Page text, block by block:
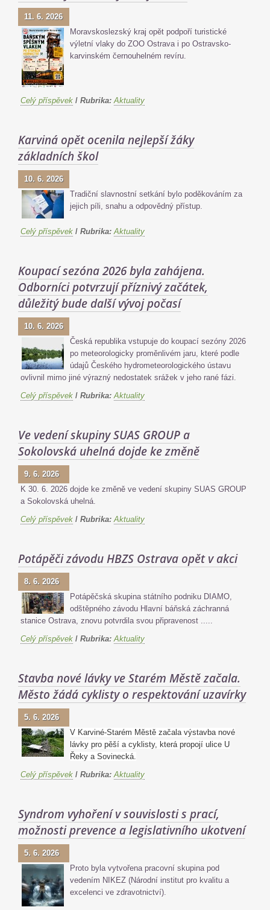
11. 6. 2026
Moravskoslezský kraj opět podpoří turistické
výletní vlaky do ZOO Ostrava i po Ostravsko-
karvinském černouhelném revíru.
Celý příspěvek / Rubrika: Aktuality
Karviná opět ocenila nejlepší žáky
základních škol
10. 6. 2026
Tradiční slavnostní setkání bylo poděkováním za
jejich píli, snahu a odpovědný přístup.
Celý příspěvek / Rubrika: Aktuality
Koupací sezóna 2026 byla zahájena.
Odborníci potvrzují příznivý začátek,
důležitý bude další vývoj počasí
10. 6. 2026
Česká republika vstupuje do koupací sezóny 2026
po meteorologicky proměnlivém jaru, které podle
údajů Českého hydrometeorologického ústavu
ovlivnil mimo jiné výrazný nedostatek srážek v jeho rané fázi.
Celý příspěvek / Rubrika: Aktuality
Ve vedení skupiny SUAS GROUP a
Sokolovská uhelná dojde ke změně
9. 6. 2026
K 30. 6. 2026 dojde ke změně ve vedení skupiny SUAS GROUP
a Sokolovská uhelná.
Celý příspěvek / Rubrika: Aktuality
Potápěči závodu HBZS Ostrava opět v akci
8. 6. 2026
Potápěčská skupina státního podniku DIAMO,
odštěpného závodu Hlavní báňská záchranná
stanice Ostrava, znovu potvrdila svou připravenost .....
Celý příspěvek / Rubrika: Aktuality
Stavba nové lávky ve Starém Městě začala.
Město žádá cyklisty o respektování uzavírky
5. 6. 2026
V Karviné-Starém Městě začala výstavba nové
lávky pro pěší a cyklisty, která propojí ulice U
Řeky a Sovinecká.
Celý příspěvek / Rubrika: Aktuality
Syndrom vyhoření v souvislosti s prací,
možnosti prevence a legislativního ukotvení
5. 6. 2026
Proto byla vytvořena pracovní skupina pod
vedením NIKEZ (Národní institut pro kvalitu a
excelenci ve zdravotnictví).